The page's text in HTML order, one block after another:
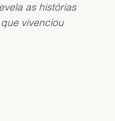
as histórias
vivenciou